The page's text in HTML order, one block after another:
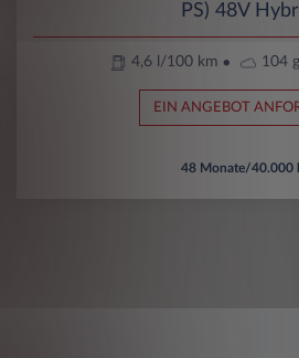
PS) 48V
4,6 l/100 km 104
EIN ANGEBOT
48 Monate/40.000